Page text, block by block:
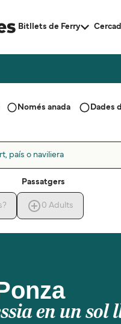
Bitllets de Ferry
en un sol
Només anada Dades
país o naviliera
Passatgers
0 Adults